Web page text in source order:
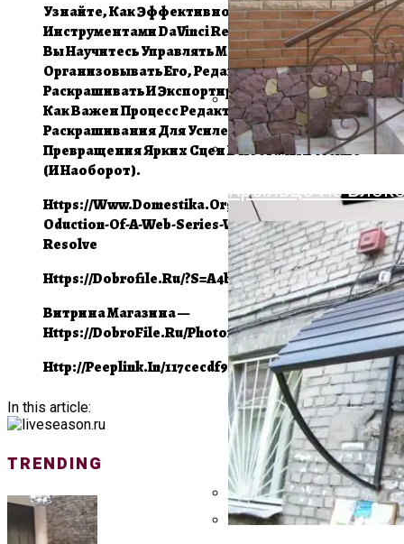
Облицовочный
Преимущества И
Крыльцо Из
Узнайте, Как Эффективно Работать С
Инструментами DaVinci Resolve Версии 16.
Вы Научитесь Управлять Материалом,
Организовывать Его, Редактировать,
Раскрашивать И Экспортировать. Поймёте,
Как Важен Процесс Редактирования И
Раскрашивания Для Усиления Эмоций И
Превращения Ярких Сцен В Ностальгические
(и Наоборот).
Https://www.domestika.org/en/course…
Oduction-Of-A-Web-Series-With-Davinci-
Resolve
Https://dobrofile.ru/?s=a4b120d0f
Витрина Магазина —
Https://DobroFile.ru/photoforum
Http://peeplink.in/117cecdf99c3
In this article:
TRENDING